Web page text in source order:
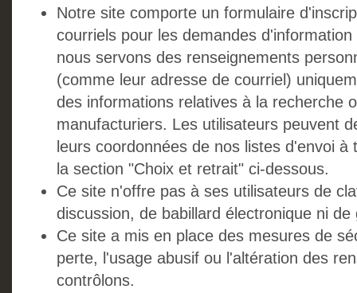
Notre site comporte un formulaire
courriels pour les demandes
nous servons des renseignements
(comme leur adresse de courriel)
des informations relatives à la recherche
manufacturiers. Les utilisateurs peuvent
leurs coordonnées de nos listes d'envoi
la section "Choix et retrait" ci-dessous.
Ce site n'offre pas à ses utilisateurs de
discussion, de babillard électronique ni
Ce site a mis en place des mesures de
perte, l'usage abusif ou l'altération des
contrôlons.